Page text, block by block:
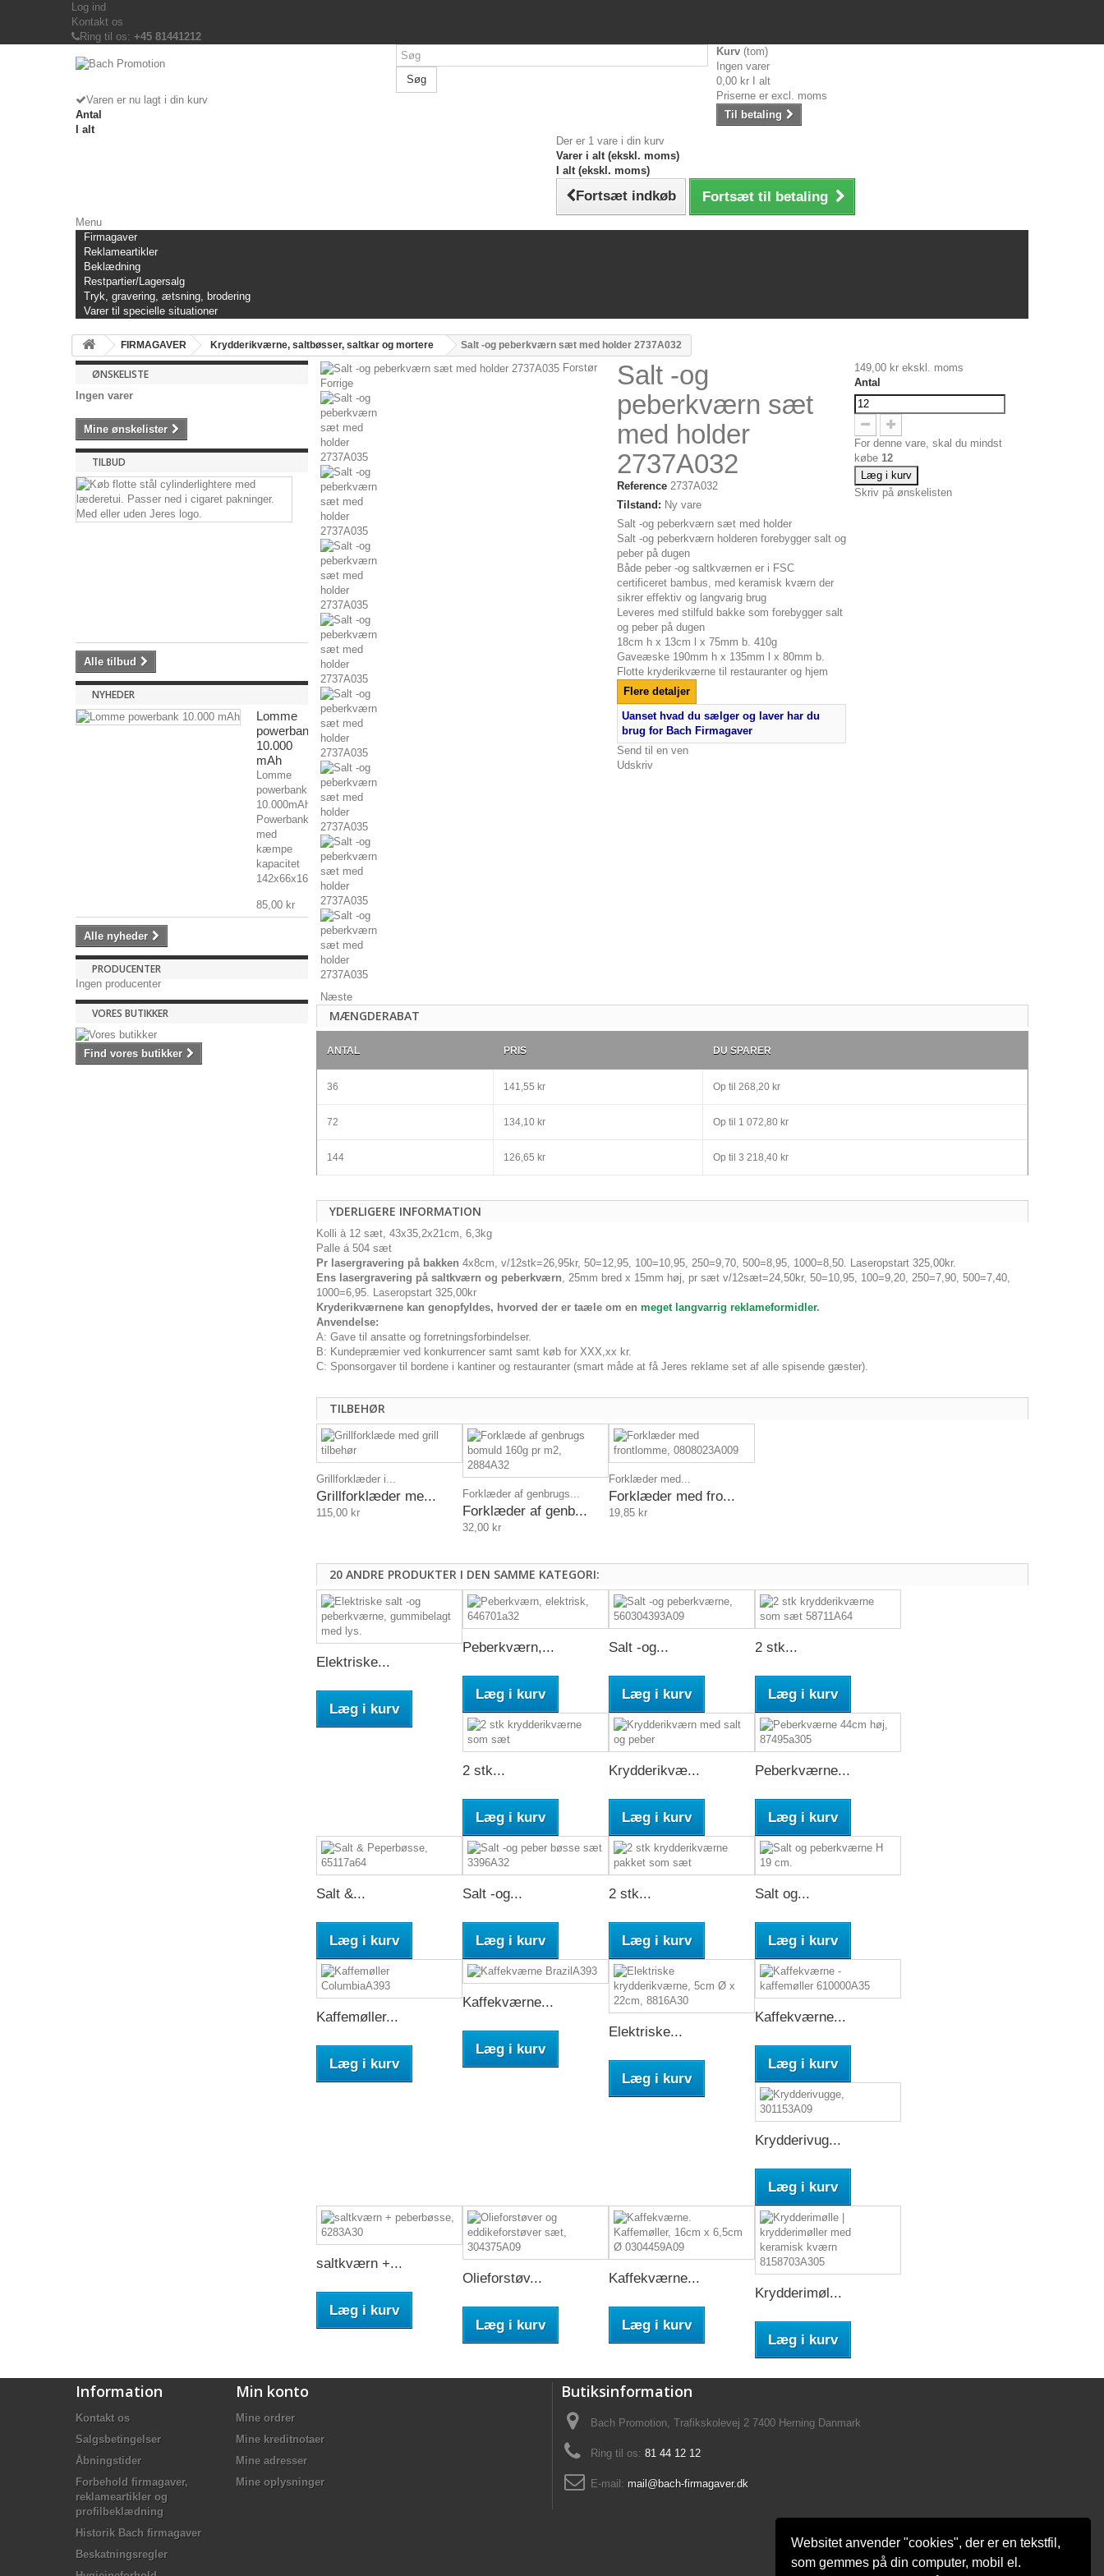
Websitet anvender "cookies", der er en tekstfil,
som gemmes på din computer, mobil el.
Log ind
Kontakt os
Ring til os: +45 81441212
Søg
Kurv (tom)
Ingen varer
0,00 kr
I alt
Priserne er excl. moms
Til betaling
Varen er nu lagt i din kurv
Antal
I alt
Der er 1 vare i din kurv
Varer i alt (ekskl. moms)
I alt (ekskl. moms)
Fortsæt indkøb Fortsæt til betaling
Menu
Firmagaver
Reklameartikler
Beklædning
Restpartier/Lagersalg
Tryk, gravering, ætsning, brodering
Varer til specielle situationer
FIRMAGAVER Krydderikværne, saltbøsser, saltkar og mortere Salt -og peberkværn sæt med holder 2737A032
ØNSKELISTE
Ingen varer
Mine ønskelister
TILBUD
Metallightere
læderetui
Genopfyldelige
stål
cylinderlightere...
12,50 kr
-50%
25,00
Alle tilbud
NYHEDER
Lomme
powerbank
10.000
mAh
Lomme
powerbank
10.000mAh
Powerbank
med
kæmpe
kapacitet
142x66x16mm,...
85,00 kr
Alle nyheder
PRODUCENTER
Ingen producenter
VORES BUTIKKER
Find vores butikker
Forstør
Forrige
Næste
Salt -og
peberkværn sæt
med holder
2737A032
Reference 2737A032
Tilstand: Ny vare
Salt -og peberkværn sæt med holder
Salt -og peberkværn holderen forebygger salt og
peber på dugen
Både peber -og saltkværnen er i FSC
certificeret bambus, med keramisk kværn der
sikrer effektiv og langvarig brug
Leveres med stilfuld bakke som forebygger salt
og peber på dugen
18cm h x 13cm l x 75mm b. 410g
Gaveæske 190mm h x 135mm l x 80mm b.
Flotte kryderikværne til restauranter og hjem
Flere detaljer
Uanset hvad du sælger og laver har du
brug for Bach Firmagaver
Send til en ven
Udskriv
149,00 kr ekskl. moms
Antal
For denne vare, skal du mindst
købe12
Læg i kurv
Skriv på ønskelisten
MÆNGDERABAT
ANTAL PRIS DU SPARER
36 141,55 kr Op til 268,20 kr
72 134,10 kr Op til 1 072,80 kr
144 126,65 kr Op til 3 218,40 kr
YDERLIGERE INFORMATION
Kolli à 12 sæt, 43x35,2x21cm, 6,3kg
Palle á 504 sæt
Pr lasergravering på bakken 4x8cm, v/12stk=26,95kr, 50=12,95, 100=10,95, 250=9,70, 500=8,95, 1000=8,50. Laseropstart 325,00kr.
Ens lasergravering på saltkværn og peberkværn , 25mm bred x 15mm høj, pr sæt v/12sæt=24,50kr, 50=10,95, 100=9,20, 250=7,90, 500=7,40,
1000=6,95. Laseropstart 325,00kr
Kryderikværnene kan genopfyldes, hvorved der er taæle om en meget langvarrig reklameformidler.
Anvendelse:
A: Gave til ansatte og forretningsforbindelser.
B: Kundepræmier ved konkurrencer samt samt køb for XXX,xx kr.
C: Sponsorgaver til bordene i kantiner og restauranter (smart måde at få Jeres reklame set af alle spisende gæster).
TILBEHØR
Grillforklæder i...
Grillforklæder me...
115,00 kr
Forklæder af genbrugs...
Forklæder af genb...
32,00 kr
Forklæder med...
Forklæder med fro...
19,85 kr
20 ANDRE PRODUKTER I DEN SAMME KATEGORI:
Elektriske...
Læg i kurv
Peberkværn,...
Læg i kurv
Salt -og...
Læg i kurv
2 stk...
Læg i kurv
2 stk...
Læg i kurv
Krydderikvæ...
Læg i kurv
Peberkværne...
Læg i kurv
Salt &...
Læg i kurv
Salt -og...
Læg i kurv
2 stk...
Læg i kurv
Salt og...
Læg i kurv
Kaffemøller...
Læg i kurv
Kaffekværne...
Læg i kurv
Elektriske...
Læg i kurv
Kaffekværne...
Læg i kurv
Krydderivug...
Læg i kurv
saltkværn +...
Læg i kurv
Olieforstøv...
Læg i kurv
Kaffekværne...
Læg i kurv
Krydderimøl...
Læg i kurv
Information
Kontakt os
Salgsbetingelser
Åbningstider
Forbehold firmagaver,
reklameartikler og
profilbeklædning
Historik Bach firmagaver
Beskatningsregler
Min konto
Mine ordrer
Mine kreditnotaer
Mine adresser
Mine oplysninger
Butiksinformation
Bach Promotion, Trafikskolevej 2 7400 Herning Danmark
Ring til os: 81 44 12 12
E-mail: mail@bach-firmagaver.dk